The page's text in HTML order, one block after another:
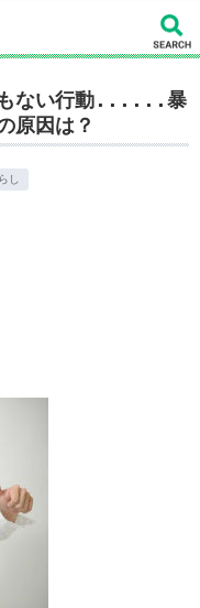
もない行動......暴
原因は？
し